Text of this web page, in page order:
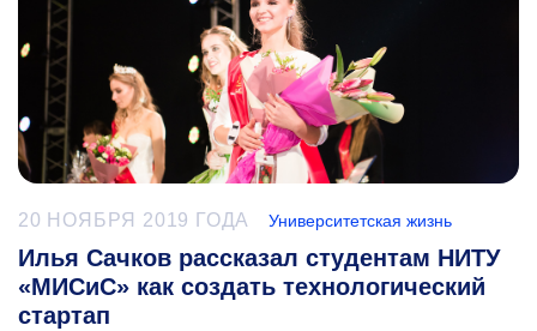
20 НОЯБРЯ 2019 ГОДА Университетская жизнь
Илья Сачков рассказал студентам НИТУ
«МИСиС» как создать технологический
стартап